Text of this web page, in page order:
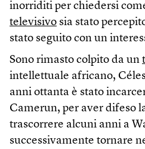
inorriditi per chiedersi
televisivo sia stato
stato seguito con un
Sono rimasto colpito da un
intellettuale africano,
anni ottanta è stato
Camerun, per aver difeso
trascorrere alcuni anni a
successivamente tornare